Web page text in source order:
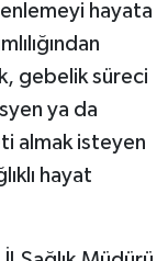
hayata
gebelik süreci
ya da
almak isteyen
hayat